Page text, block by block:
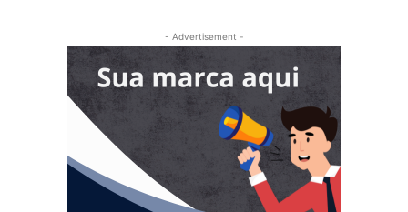
- Advertisement -